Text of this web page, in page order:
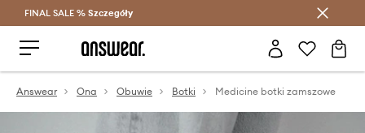
Oszczędzaj z Answear Club >
FINAL SALE % Szczegóły
Answear Ona Obuwie Botki Medicine botki zamszowe